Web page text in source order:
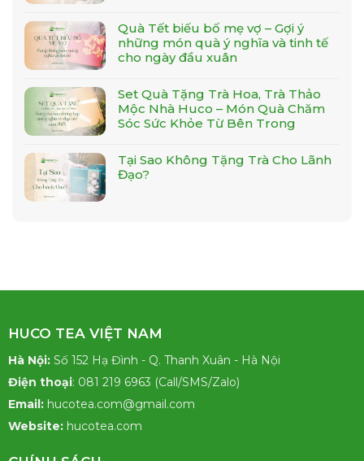
Quà Tết biếu bố mẹ vợ – Gợi ý
những món quà ý nghĩa và tinh tế
cho ngày đầu xuân
Set Quà Tặng Trà Hoa, Trà Thảo
Mộc Nhà Huco – Món Quà Chăm
Sóc Sức Khỏe Từ Bên Trong
Tại Sao Không Tặng Trà Cho Lãnh
Đạo?
HUCO TEA VIỆT NAM
Hà Nội:Số 152 Hạ Đình - Q. Thanh Xuân - Hà Nội
Điện thoại: 081 219 6963 (Call/SMS/Zalo)
Email:hucotea.com@gmail.com
Website:hucotea.com